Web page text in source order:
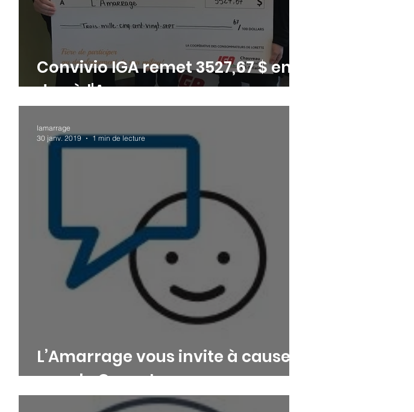
Convivio IGA remet 3527,67 $ en
don à l'Amarrage
L’Amarrage vous invite à causer
pour la Cause!
lamarrage
30 janv. 2019
1 min de lecture